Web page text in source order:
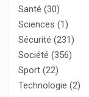
Santé (30)
Sciences (1)
Sécurité (231)
Société (356)
Sport (22)
Technologie (2)